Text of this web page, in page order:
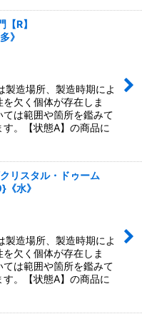
R】
》
造場所、製造時期によ
欠く個体が存在しま
は範囲や箇所を鑑みて
。【状態A】の商品に
リスタル・ドゥーム
水》
造場所、製造時期によ
欠く個体が存在しま
は範囲や箇所を鑑みて
。【状態A】の商品に